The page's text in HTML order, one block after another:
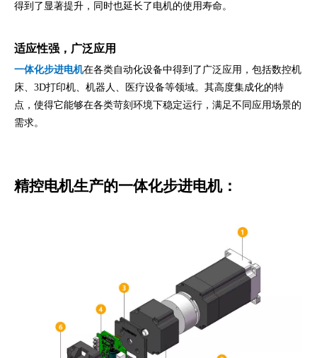
得到了显著提升，同时也延长了电机的使用寿命。
适应性强，广泛应用
一体化步进电机在各类自动化设备中得到了广泛应用，包括数控机
床、3D打印机、机器人、医疗设备等领域。其高度集成化的特
点，使得它能够在各类苛刻环境下稳定运行，满足不同应用场景的
需求。
精控电机生产的一体化步进电机：